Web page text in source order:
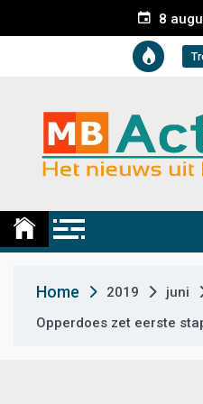
e
t
8
Medemblik
Home 2019 juni
Opperdoes zet eerste